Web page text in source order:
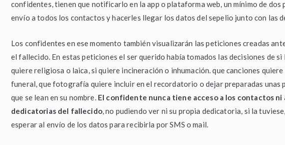
confidentes, tienen que notificarlo en la app o plataforma web, un mínimo de dos
envío a todos los contactos y hacerles llegar los datos del sepelio junto con las
Los confidentes en ese momento también visualizarán las peticiones creadas
el fallecido. En estas peticiones el ser querido había tomados las decisiones de si
quiere religiosa o laica, si quiere incineración o inhumación. que canciones quiere
funeral, que fotografía quiere incluir en el recordatorio o dejar preparadas unas
que se lean en su nombre. El confidente nunca tiene acceso a los contactos ni
dedicatorias del fallecido, no pudiendo ver ni su propia dedicatoria, si la
esperar al envío de los datos para recibirla por SMS o mail.